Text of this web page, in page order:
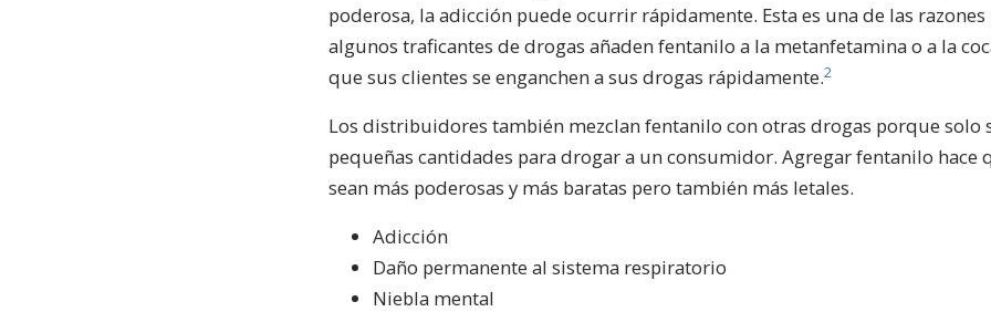
poderosa, la adicción puede ocurrir rápidamente. Esta es una de las
algunos traficantes de drogas añaden fentanilo a la metanfetamina o a la
que sus clientes se enganchen a sus drogas rápidamente.2
Los distribuidores también mezclan fentanilo con otras drogas porque solo
pequeñas cantidades para drogar a un consumidor. Agregar fentanilo hace
sean más poderosas y más baratas pero también más letales.
Adicción
Daño permanente al sistema respiratorio
Niebla mental